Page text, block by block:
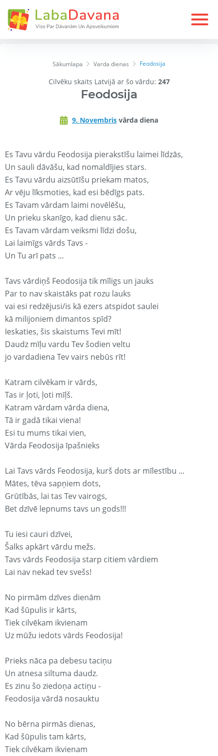
Sākumlapa Varda dienas Feodosija
Cilvēku skaits Latvijā ar šo vārdu: 247
Feodosija
9. Novembris vārda diena
Es Tavu vārdu Feodosija pierakstīšu laimei līdzās,
Un sauli dāvāšu, kad nomaldījies stars.
Es Tavu vārdu aizsūtīšu priekam matos,
Ar vēju līksmoties, kad esi bēdīgs pats.
Es Tavam vārdam laimi novēlēšu,
Un prieku skanīgo, kad dienu sāc.
Es Tavam vārdam veiksmi līdzi došu,
Lai laimīgs vārds Tavs -
Un Tu arī pats ...
Tavs vārdiņš Feodosija tik mīligs un jauks
Par to nav skaistāks pat rozu lauks
vai esi redzējusi/is kā ezers atspidot saulei
kā milijoniem dimantos spīd?
Ieskaties, šis skaistums Tevi mīt!
Daudz mīļu vardu Tev šodien veltu
jo vardadiena Tev vairs nebūs rīt!
Katram cilvēkam ir vārds,
Tas ir ļoti, ļoti mīļš.
Katram vārdam vārda diena,
Tā ir gadā tikai viena!
Esi tu mums tikai vien,
Vārda Feodosija īpašnieks
Lai Tavs vārds Feodosija, kurš dots ar mīlestību ...
Mātes, tēva sapņiem dots,
Grūtībās, lai tas Tev vairogs,
Bet dzīvē lepnums tavs un gods!!!
Tu iesi cauri dzīvei,
Šalks apkārt vārdu mežs.
Tavs vārds Feodosija starp citiem vārdiem
Lai nav nekad tev svešs!
No pirmām dzīves dienām
Kad šūpulis ir kārts,
Tiek cilvēkam ikvienam
Uz mūžu iedots vārds Feodosija!
Prieks nāca pa debesu taciņu
Un atnesa siltuma daudz.
Es zinu šo ziedoņa actiņu -
Feodosija vārdā nosauktu
No bērna pirmās dienas,
Kad šūpulis tam kārts,
Tiek cilvēkam ikvienam